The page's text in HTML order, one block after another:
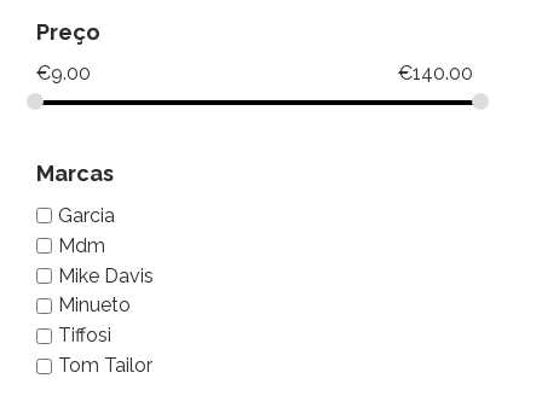
Preço
€9.00 €140.00
Marcas
Garcia
Mdm
Mike Davis
Minueto
Tiffosi
Tom Tailor